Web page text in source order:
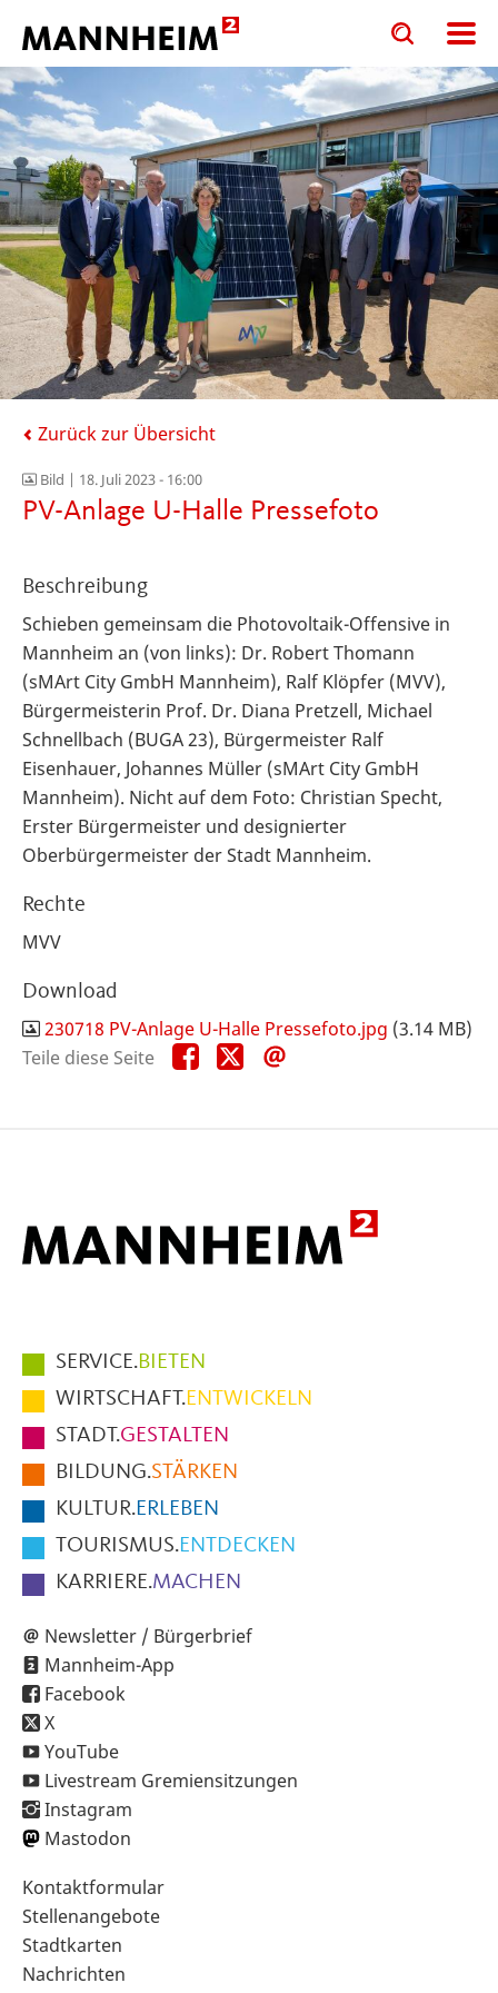
Toggle
search
input
form
Toggle
search
input
Zurück zur Übersicht
Bild | 18. Juli 2023 - 16:00
PV-Anlage U-Halle Pressefoto
Beschreibung
Schieben gemeinsam die Photovoltaik-Offensive in
Mannheim an (von links): Dr. Robert Thomann
(sMArt City GmbH Mannheim), Ralf Klöpfer (MVV),
Bürgermeisterin Prof. Dr. Diana Pretzell, Michael
Schnellbach (BUGA 23), Bürgermeister Ralf
Eisenhauer, Johannes Müller (sMArt City GmbH
Mannheim). Nicht auf dem Foto: Christian Specht,
Erster Bürgermeister und designierter
Oberbürgermeister der Stadt Mannheim.
Rechte
MVV
Download
230718 PV-Anlage U-Halle Pressefoto.jpg (3.14 MB)
Teile diese Seite
Teile
diese
Teile
diese
Hauptmenüpunkte
im
Fußbereich
der
Seite
SERVICE.BIETEN
WIRTSCHAFT.ENTWICKELN
STADT.GESTALTEN
BILDUNG.STÄRKEN
KULTUR.ERLEBEN
TOURISMUS.ENTDECKEN
KARRIERE.MACHEN
Newsletter / Bürgerbrief
Mannheim-App
Facebook
X
YouTube
Livestream Gremiensitzungen
Instagram
Mastodon
Sekundärnavigation
im
Fußbereich
Kontaktformular
Stellenangebote
Stadtkarten
Nachrichten